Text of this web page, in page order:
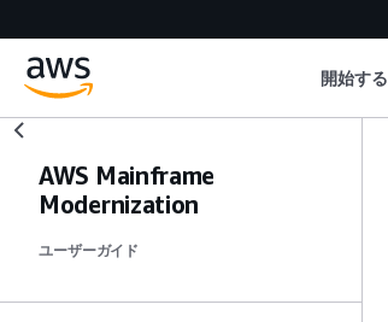
開始する
AWS Mainframe
Modernization
ユーザーガイド